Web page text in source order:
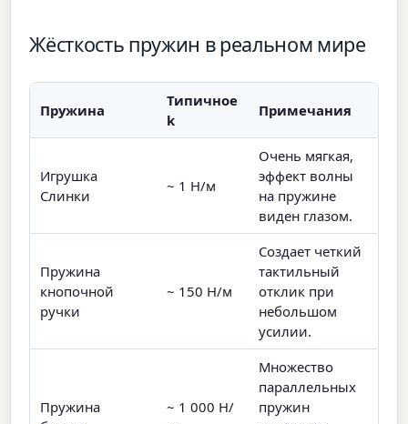
Жёсткость пружин в реальном мире
Пружина
Типичное
k
Примечания
Игрушка
Слинки
~ 1 Н/м
Очень мягкая,
эффект волны
на пружине
виден глазом.
Пружина
кнопочной
ручки
~ 150 Н/м
Создает четкий
тактильный
отклик при
небольшом
усилии.
Пружина
~ 1 000 Н/
Множество
параллельных
пружин